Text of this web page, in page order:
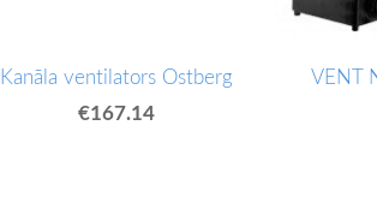
Kanāla ventilators Ostberg
€167.14
VENT